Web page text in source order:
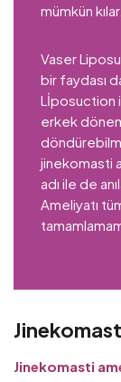
mümkün kılar.
Vaser
bir faydası
Lİposuction
erkek
jinekomasti
adı ile de
Ameliyatı
Jinekomasti